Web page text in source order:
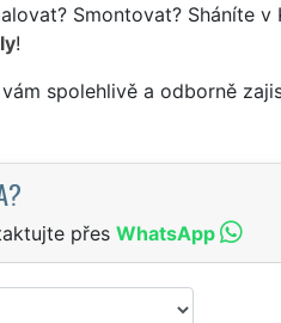
Smontovat? Sháníte
!
spolehlivě a odborně
přes WhatsApp